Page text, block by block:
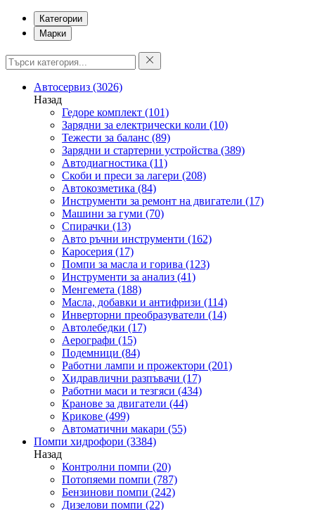
Категории
Марки
Автосервиз (3026)
Назад
Гедоре комплект (101)
Зарядни за електрически коли (10)
Тежести за баланс (89)
Зарядни и стартерни устройства (389)
Автодиагностика (11)
Скоби и преси за лагери (208)
Автокозметика (84)
Инструменти за ремонт на двигатели (17)
Машини за гуми (70)
Спирачки (13)
Авто ръчни инструменти (162)
Каросерия (17)
Помпи за масла и горива (123)
Инструменти за анализ (41)
Менгемета (188)
Масла, добавки и антифризи (114)
Инверторни преобразуватели (14)
Автолебедки (17)
Аерографи (15)
Подемници (84)
Работни лампи и прожектори (201)
Хидравлични разпъвачи (17)
Работни маси и тезгяси (434)
Кранове за двигатели (44)
Крикове (499)
Автоматични макари (55)
Помпи хидрофори (3384)
Назад
Контролни помпи (20)
Потопяеми помпи (787)
Бензинови помпи (242)
Дизелови помпи (22)